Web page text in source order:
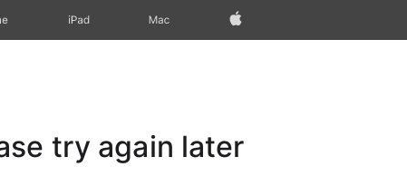
Apple‏
Mac
iPad‏
try again later.